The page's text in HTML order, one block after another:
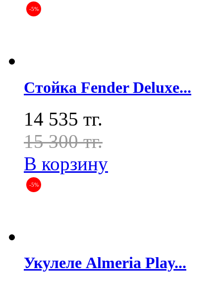
-5%
Стойка Fender Deluxe...
14 535 тг.
15 300 тг.
В корзину
-5%
Укулеле Almeria Play...